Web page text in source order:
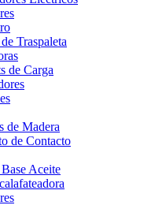
Traspaleta
de Carga
de Madera
de Contacto
Aceite